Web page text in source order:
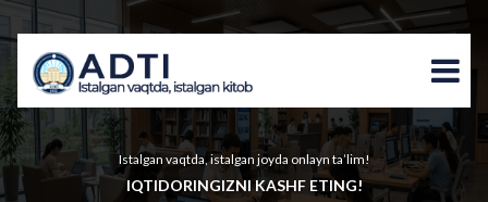
Istalgan vaqtda, istalgan joyda onlayn ta’lim!
IQTIDORINGIZNI KASHF ETING!